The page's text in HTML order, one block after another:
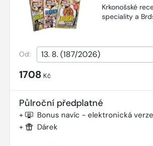
Krkonošské
speciality a
Od:
1708 Kč
Půlroční předplatné
+ Bonus navíc - elektronická
+ Dárek